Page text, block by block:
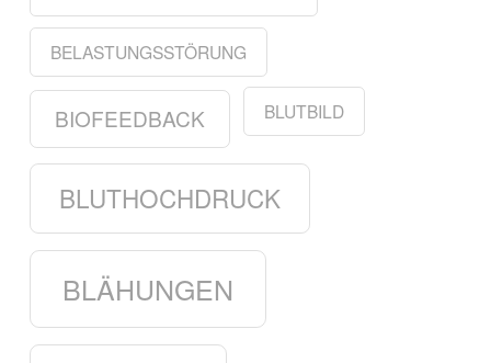
BELASTUNGSSTÖRUNG
BIOFEEDBACK BLUTBILD
BLUTHOCHDRUCK
BLÄHUNGEN